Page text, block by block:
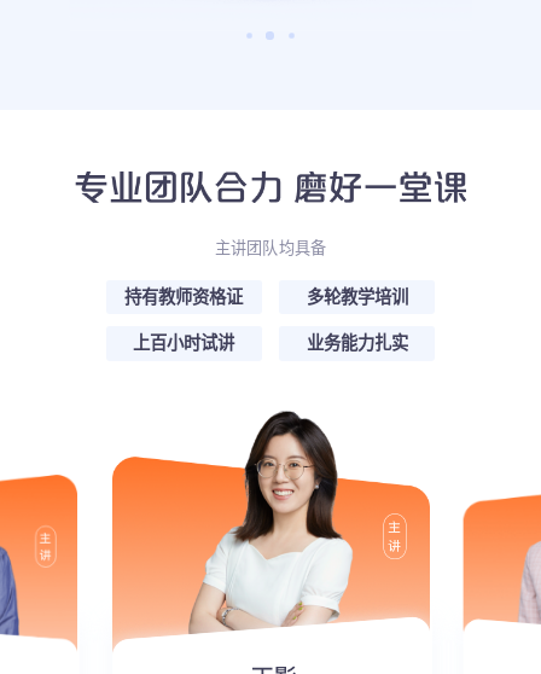
主讲团队均具备
持有教师资格证 多轮教学培训
上百小时试讲 业务能力扎实